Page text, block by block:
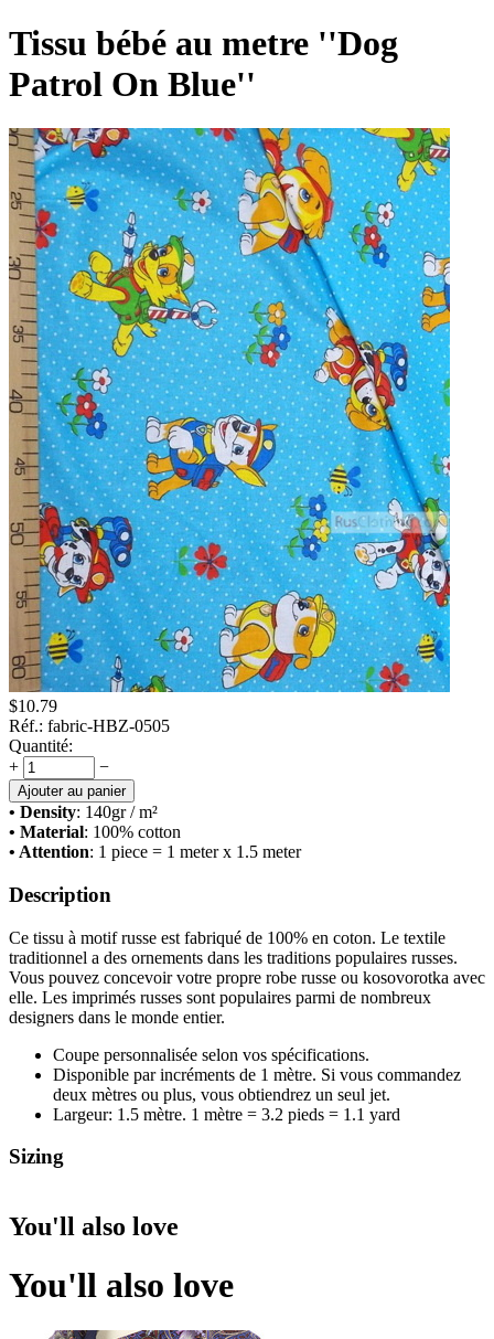
Tissu bébé au metre ''Dog
Patrol On Blue''
$10.79
Réf.: fabric-HBZ-0505
Quantité:
+
−
Ajouter au panier
• Density: 140gr / m²
• Material: 100% cotton
• Attention: 1 piece = 1 meter x 1.5 meter
Description
Ce tissu à motif russe est fabriqué de 100% en coton. Le textile
traditionnel a des ornements dans les traditions populaires russes.
Vous pouvez concevoir votre propre robe russe ou kosovorotka avec
elle. Les imprimés russes sont populaires parmi de nombreux
designers dans le monde entier.
Coupe personnalisée selon vos spécifications.
Disponible par incréments de 1 mètre. Si vous commandez
deux mètres ou plus, vous obtiendrez un seul jet.
Largeur: 1.5 mètre. 1 mètre = 3.2 pieds = 1.1 yard
Sizing
You'll also love
You'll also love